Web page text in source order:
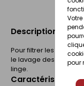
pour
Description du
Pour filtrer les eaux
le lavage des sols et
linge.
Caractéristiques